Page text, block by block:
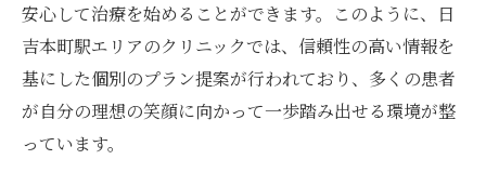
安心して治療を始めることができます。このように、日
吉本町駅エリアのクリニックでは、信頼性の高い情報を
基にした個別のプラン提案が行われており、多くの患者
が自分の理想の笑顔に向かって一歩踏み出せる環境が整
っています。